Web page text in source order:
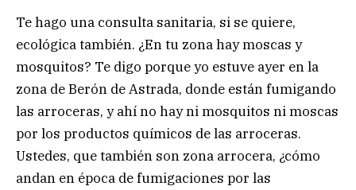
Te hago una consulta sanitaria, si se quiere,
ecológica también. ¿En tu zona hay moscas y
mosquitos? Te digo porque yo estuve ayer en la
zona de Berón de Astrada, donde están fumigando
las arroceras, y ahí no hay ni mosquitos ni moscas
por los productos químicos de las arroceras.
Ustedes, que también son zona arrocera, ¿cómo
andan en época de fumigaciones por las